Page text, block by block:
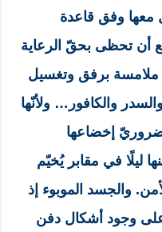
معها وفق قاعدة
أن تحظى بحقّ الرعاية
برفق وتغسيل
والكافور… ولأنّها
إخضاعها
ليلًا في مقابر يُخيّم
والجسد الموبوء إذ
على وجود أشكال دفن